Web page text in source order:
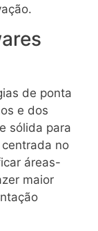
de ponta
e dos
sólida para
no
áreas-
maior